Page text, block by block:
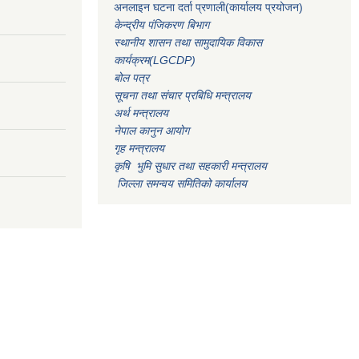
अनलाइन घटना दर्ता प्रणाली(कार्यालय प्रयोजन)
केन्द्रीय पंजिकरण बिभाग
स्थानीय शासन तथा सामुदायिक विकास
कार्यक्रम(LGCDP)
बोल पत्र
सूचना तथा संचार प्रबिधि मन्त्रालय
अर्थ मन्त्रालय
नेपाल कानुन आयोग
गृह मन्त्रालय
कृषि भुमि सुधार तथा सहकारी मन्त्रालय
जिल्ला समन्वय समितिको कार्यालय